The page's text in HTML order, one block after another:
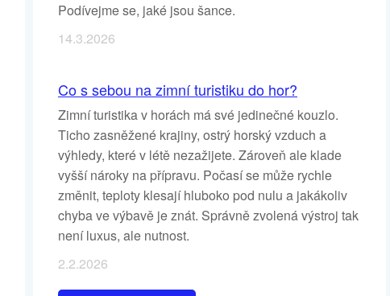
Podívejme se, jaké jsou šance.
14.3.2026
Co s sebou na zimní turistiku do hor?
Zimní turistika v horách má své jedinečné kouzlo.
Ticho zasněžené krajiny, ostrý horský vzduch a
výhledy, které v létě nezažijete. Zároveň ale klade
vyšší nároky na přípravu. Počasí se může rychle
změnit, teploty klesají hluboko pod nulu a jakákoliv
chyba ve výbavě je znát. Správně zvolená výstroj tak
není luxus, ale nutnost.
2.2.2026